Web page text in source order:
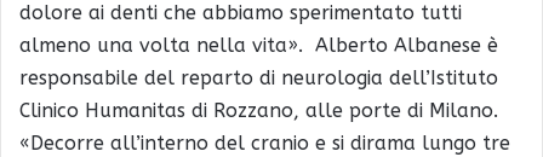
dolore ai denti che abbiamo sperimentato tutti
almeno una volta nella vita». Alberto Albanese è
responsabile del reparto di neurologia dell’Istituto
Clinico Humanitas di Rozzano, alle porte di Milano.
«Decorre all’interno del cranio e si dirama lungo tre